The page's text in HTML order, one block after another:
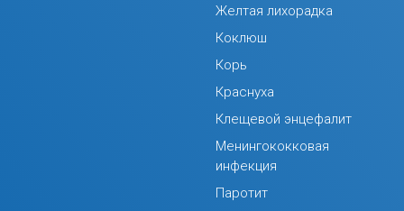
Желтая лихорадка
Коклюш
Корь
Краснуха
Клещевой энцефалит
Менингококковая
инфекция
Паротит